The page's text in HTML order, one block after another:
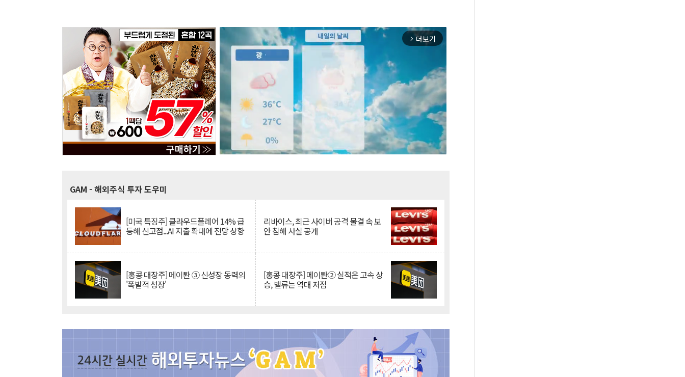
arrow_forward_ios 더보기
GAM - 해외주식 투자 도우미
[미국 특징주] 클라우드플레어 14% 급
등해 신고점...AI 지출 확대에 전망 상향
리바이스, 최근 사이버 공격 물결 속 보
안 침해 사실 공개
[홍콩 대장주] 메이퇀 ③ 신성장 동력의
'폭발적 성장'
[홍콩 대장주] 메이퇀② 실적은 고속 상
승, 밸류는 역대 저점